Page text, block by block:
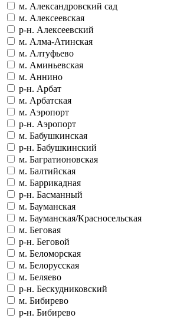
м. Александровский сад
м. Алексеевская
р-н. Алексеевский
м. Алма-Атинская
м. Алтуфьево
м. Аминьевская
м. Аннино
р-н. Арбат
м. Арбатская
м. Аэропорт
р-н. Аэропорт
м. Бабушкинская
р-н. Бабушкинский
м. Багратионовская
м. Балтийская
м. Баррикадная
р-н. Басманный
м. Бауманская
м. Бауманская/Красносельская
м. Беговая
р-н. Беговой
м. Беломорская
м. Белорусская
м. Беляево
р-н. Бескудниковский
м. Бибирево
р-н. Бибирево